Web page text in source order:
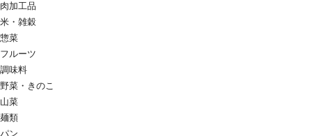
肉加工品
米・雑穀
惣菜
フルーツ
調味料
野菜・きのこ
山菜
麺類
パン